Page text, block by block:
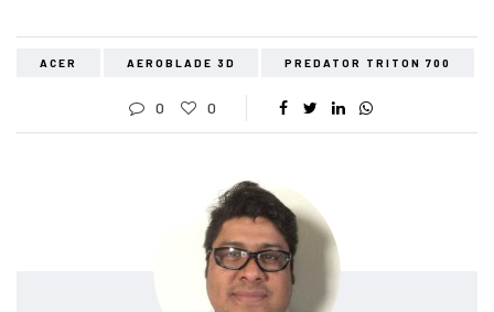
ACER AEROBLADE 3D PREDATOR TRITON 700
0 0